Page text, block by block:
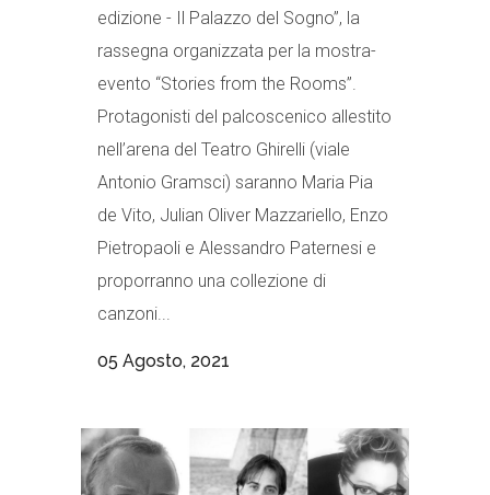
edizione - Il Palazzo del Sogno”, la
rassegna organizzata per la mostra-
evento “Stories from the Rooms”.
Protagonisti del palcoscenico allestito
nell’arena del Teatro Ghirelli (viale
Antonio Gramsci) saranno Maria Pia
de Vito, Julian Oliver Mazzariello, Enzo
Pietropaoli e Alessandro Paternesi e
proporranno una collezione di
canzoni...
05 Agosto, 2021